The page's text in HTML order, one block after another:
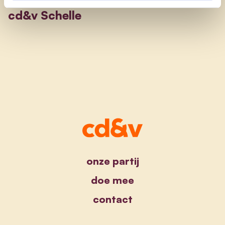
cd&v Schelle
onze partij
doe mee
contact